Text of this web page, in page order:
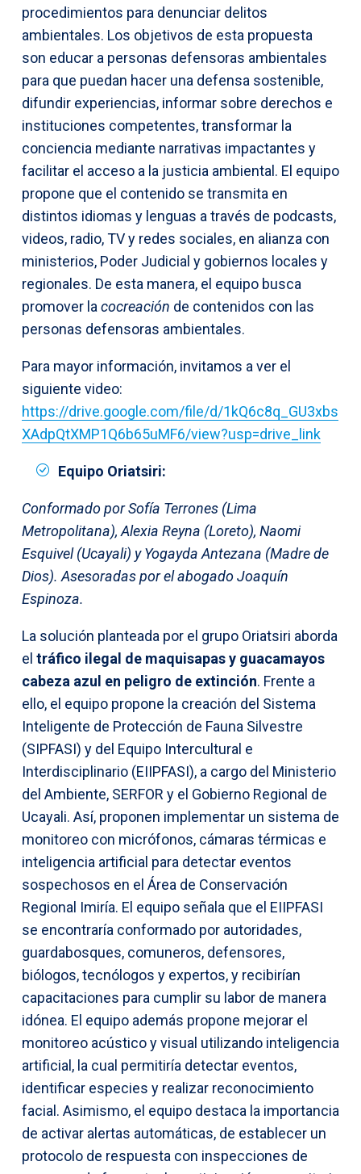
procedimientos para denunciar delitos
ambientales. Los objetivos de esta propuesta
son educar a personas defensoras ambientales
para que puedan hacer una defensa sostenible,
difundir experiencias, informar sobre derechos e
instituciones competentes, transformar la
conciencia mediante narrativas impactantes y
facilitar el acceso a la justicia ambiental. El equipo
propone que el contenido se transmita en
distintos idiomas y lenguas a través de podcasts,
videos, radio, TV y redes sociales, en alianza con
ministerios, Poder Judicial y gobiernos locales y
regionales. De esta manera, el equipo busca
promover la cocreación de contenidos con las
personas defensoras ambientales.
Para mayor información, invitamos a ver el
siguiente video:
https://drive.google.com/file/d/1kQ6c8q_GU3xbs
XAdpQtXMP1Q6b65uMF6/view?usp=drive_link
Equipo Oriatsiri:
Conformado por Sofía Terrones (Lima
Metropolitana), Alexia Reyna (Loreto), Naomi
Esquivel (Ucayali) y Yogayda Antezana (Madre de
Dios). Asesoradas por el abogado Joaquín
Espinoza.
La solución planteada por el grupo Oriatsiri aborda
el tráfico ilegal de maquisapas y guacamayos
cabeza azul en peligro de extinción. Frente a
ello, el equipo propone la creación del Sistema
Inteligente de Protección de Fauna Silvestre
(SIPFASI) y del Equipo Intercultural e
Interdisciplinario (EIIPFASI), a cargo del Ministerio
del Ambiente, SERFOR y el Gobierno Regional de
Ucayali. Así, proponen implementar un sistema de
monitoreo con micrófonos, cámaras térmicas e
inteligencia artificial para detectar eventos
sospechosos en el Área de Conservación
Regional Imiría. El equipo señala que el EIIPFASI
se encontraría conformado por autoridades,
guardabosques, comuneros, defensores,
biólogos, tecnólogos y expertos, y recibirían
capacitaciones para cumplir su labor de manera
idónea. El equipo además propone mejorar el
monitoreo acústico y visual utilizando inteligencia
artificial, la cual permitiría detectar eventos,
identificar especies y realizar reconocimiento
facial. Asimismo, el equipo destaca la importancia
de activar alertas automáticas, de establecer un
protocolo de respuesta con inspecciones de